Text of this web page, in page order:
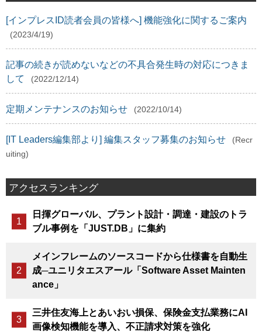
[インプレスID読者会員の皆様へ] 機能強化に関するご案内
(2023/4/19)
記事の続きが読めないなどの不具合発生時の対応につきま
して
(2022/12/14)
定期メンテナンスのお知らせ (2022/10/14)
[IT Leaders編集部より] 編集スタッフ募集のお知らせ
(Recr
uiting)
アクセスランキング
日揮グローバル、プラント設計・調達・建設のトラ
ブル事例を「JUST.DB」に集約
メインフレームのソースコードから仕様書を自動生
成─ユニリタエスアール「Software Asset Mainten
ance」
三井住友海上とあいおい損保、保険金支払業務にAI
画像検知機能を導入、不正請求対策を強化